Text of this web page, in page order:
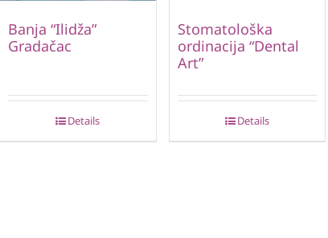
Banja “Ilidža”
Gradačac
Details
Stomatološka
ordinacija “Dental
Art”
Details